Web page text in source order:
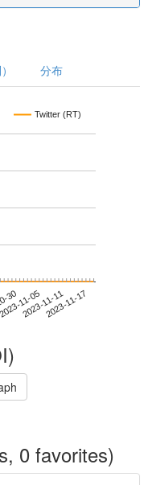
分布
Twitter (RT)
3011-05
2023-11-112023-11-17
0 favorites)